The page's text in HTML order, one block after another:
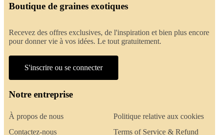
Boutique de graines exotiques
Recevez des offres exclusives, de l'inspiration et bien plus encore
pour donner vie à vos idées. Le tout gratuitement.
S'inscrire ou se connecter
Notre entreprise
À propos de nous
Contactez-nous
Politique relative aux cookies
Terms of Service & Refund